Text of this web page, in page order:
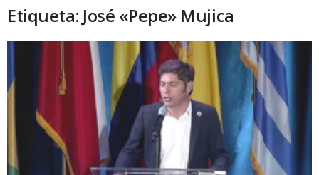
Etiqueta: José «Pepe» Mujica